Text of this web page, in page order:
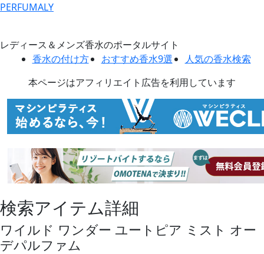
PERFUMALY
レディース＆メンズ香水のポータルサイト
香水の付け方
おすすめ香水9選
人気の香水検索
本ページはアフィリエイト広告を利用しています
検索アイテム詳細
ワイルド ワンダー ユートピア ミスト オー
デパルファム